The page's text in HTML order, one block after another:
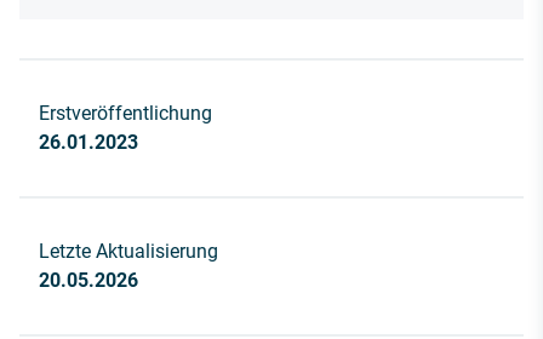
Erstveröffentlichung
26.01.2023
Letzte Aktualisierung
20.05.2026